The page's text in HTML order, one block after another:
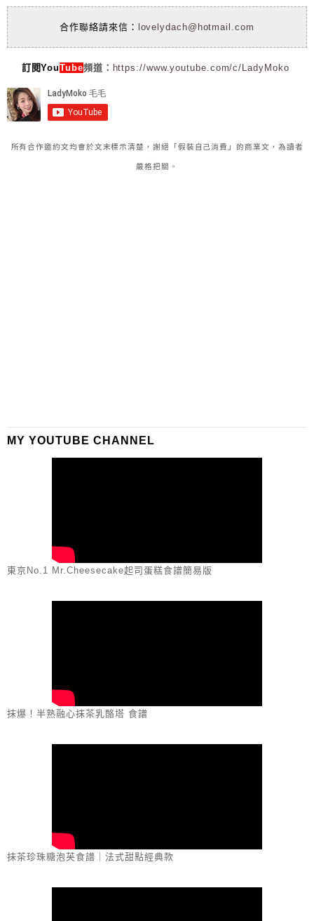
合作聯絡請來信： lovelydach@hotmail.com
訂閱YouTube頻道： https://www.youtube.com/c/LadyMoko
所有合作邀約文均會於文末標示清楚，謝絕「假裝自己消費」的商業文，為讀者
嚴格把關。
MY YOUTUBE CHANNEL
東京No.1 Mr.Cheesecake起司蛋糕食譜簡易版
抹爆！半熟融心抹茶乳酪塔 食譜
抹茶珍珠糖泡芙食譜｜法式甜點經典款